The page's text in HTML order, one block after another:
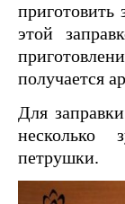
приготовить
этой
получается
Для
несколько
петрушки.